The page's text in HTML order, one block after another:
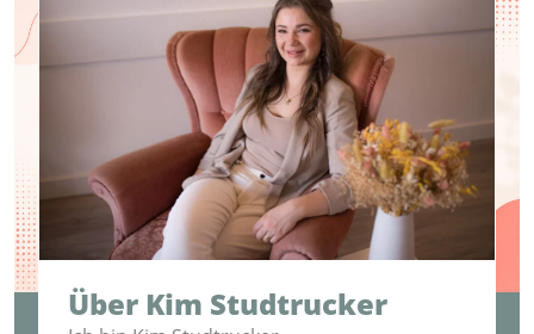
Über Kim Studtrucker